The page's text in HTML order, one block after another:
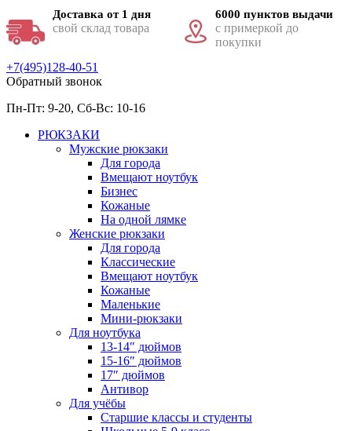
Доставка от 1 дня
свой склад товара
6000 пунктов выдачи
с примеркой до
покупки
+7(495)128-40-51
Обратный звонок
Пн-Пт: 9-20, Сб-Вс: 10-16
РЮКЗАКИ
Мужские рюкзаки
Для города
Вмещают ноутбук
Бизнес
Кожаные
На одной лямке
Женские рюкзаки
Для города
Классические
Вмещают ноутбук
Кожаные
Маленькие
Мини-рюкзаки
Для ноутбука
13-14″ дюймов
15-16″ дюймов
17″ дюймов
Антивор
Для учёбы
Старшие классы и студенты